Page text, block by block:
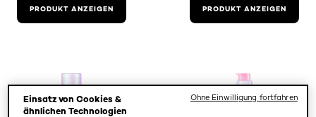
PRODUKT ANZEIGEN PRODUKT ANZEIGEN
Einsatz von Cookies &
ähnlichen Technologien
Ohne Einwilligung fortfahren